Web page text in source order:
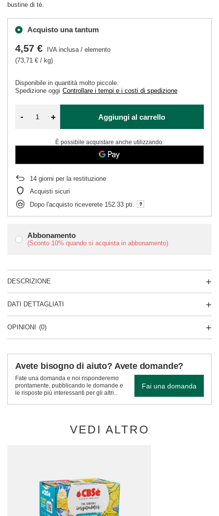
bustine di tè.
Acquisto una tantum
Abbonamento
(Sconto 10% quando si acquista in abbonamento)
Disponibile in quantità molto piccole
Spedizione oggi Controllare i tempi e i costi di spedizione
4,57 € IVA inclusa/ elemento
(73,71 € / kg)
- + Aggiungi al carrello
È possibile acquistare anche utilizzando:
14 giorni per la restituzione
Acquisti sicuri
Dopo l'acquisto riceverete 152.33 pti.
DESCRIZIONE
DATI DETTAGLIATI
OPINIONI (0)
Avete bisogno di aiuto? Avete domande?
Fate una domanda e noi risponderemo
prontamente, pubblicando le domande e
le risposte più interessanti per gli altri..
Fai una domanda
VEDI ALTRO